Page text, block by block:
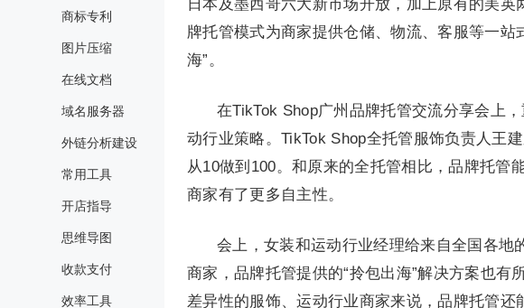
商标专利
图片压缩
在线文档
域名服务器
外链分析建设
常用工具
开店指导
思维导图
收款支付
效率工具
日本及墨西哥六大新市场开放，加上原有的美
牌托管模式为商家提供仓储、物流、客服等一
海”。
在TikTok Shop广州品牌托管交流分享会上
动行业策略。TikTok Shop全托管服饰负责人王
从10做到100。和原来的全托管相比，品牌托管
商家有了更多自主性。
会上，女装和运动行业经理给来自全国各地
商家，品牌托管提供的“拎包出海”解决方案也
差异性的服饰、运动行业商家来说，品牌托管还